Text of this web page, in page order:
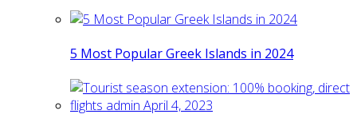
5 Most Popular Greek Islands in 2024